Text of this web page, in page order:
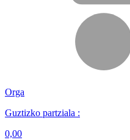
Orga
Guztizko partziala :
0,00